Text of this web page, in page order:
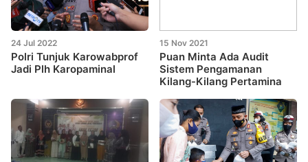
24 Jul 2022
Polri Tunjuk Karowabprof
Jadi Plh Karopaminal
15 Nov 2021
Puan Minta Ada Audit
Sistem Pengamanan
Kilang-Kilang Pertamina